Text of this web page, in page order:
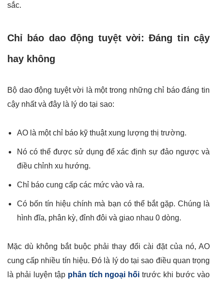
sắc.
Chỉ báo dao động tuyệt vời: Đáng tin cậy
hay không
Bộ dao động tuyệt vời là một trong những chỉ báo đáng tin
cậy nhất và đây là lý do tại sao:
AO là một chỉ báo kỹ thuật xung lượng thị trường.
Nó có thể được sử dụng để xác định sự đảo ngược và
điều chỉnh xu hướng.
Chỉ báo cung cấp các mức vào và ra.
Có bốn tín hiệu chính mà bạn có thể bắt gặp. Chúng là
hình đĩa, phân kỳ, đỉnh đôi và giao nhau 0 dòng.
Mặc dù không bắt buộc phải thay đổi cài đặt của nó, AO
cung cấp nhiều tín hiệu. Đó là lý do tại sao điều quan trọng
là phải luyện tập phân tích ngoại hối trước khi bước vào